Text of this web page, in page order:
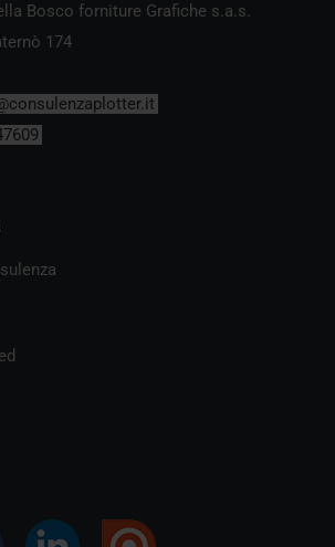
Bosco forniture Grafiche s.a.s.
174